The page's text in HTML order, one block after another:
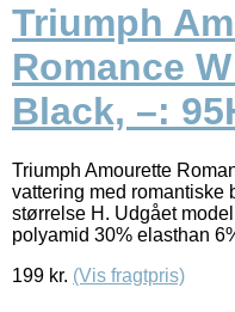
Triumph
Romance
Black, –:
Triumph Amourette
vattering med romantiske
størrelse H. Udgået
polyamid 30% elasthan
199 kr. (Vis fragtpris)